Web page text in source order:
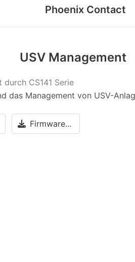
Phoenix Contact
USV Management
durch CS141 Serie
das Management von USV-
Firmware...